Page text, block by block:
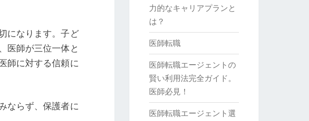
になります。子ど
医師が三位一体と
師に対する信頼に
ならず、保護者に
力的なキャリアプランと
は？
医師転職
医師転職エージェントの
賢い利用法完全ガイド。
医師必見！
医師転職エージェント選